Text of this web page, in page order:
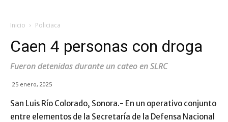
Inicio Policiaca
Caen 4 personas con droga
Fueron detenidas durante un cateo en SLRC
25 enero, 2025
San Luis Río Colorado, Sonora.- En un operativo conjunto
entre elementos de la Secretaría de la Defensa Nacional